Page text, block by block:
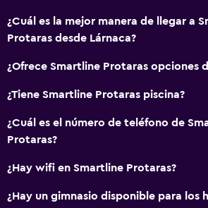
Acondicionador
Servicios y facilidades
Renta de autos
Personal de entretenimiento
Cambio de divisas
Instalaciones para reuniones
¿Cuál es la mejor manera de llegar a
Protaras desde Lárnaca?
¿Ofrece Smartline Protaras opciones
¿Tiene Smartline Protaras piscina?
¿Cuál es el número de teléfono de
Protaras?
¿Hay wifi en Smartline Protaras?
¿Hay un gimnasio disponible para los